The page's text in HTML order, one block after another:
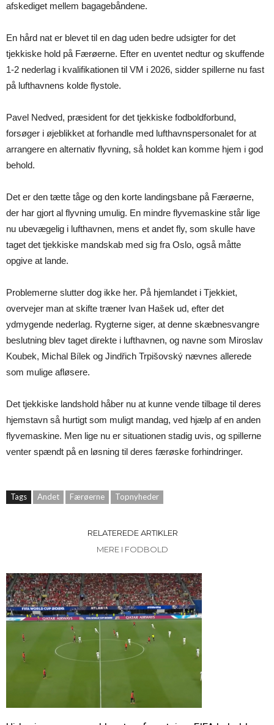
afskediget mellem bagagebåndene.
En hård nat er blevet til en dag uden bedre udsigter for det
tjekkiske hold på Færøerne. Efter en uventet nedtur og skuffende
1-2 nederlag i kvalifikationen til VM i 2026, sidder spillerne nu fast
på lufthavnens kolde flystole.
Pavel Nedved, præsident for det tjekkiske fodboldforbund,
forsøger i øjeblikket at forhandle med lufthavnspersonalet for at
arrangere en alternativ flyvning, så holdet kan komme hjem i god
behold.
Det er den tætte tåge og den korte landingsbane på Færøerne,
der har gjort al flyvning umulig. En mindre flyvemaskine står lige
nu ubevægelig i lufthavnen, mens et andet fly, som skulle have
taget det tjekkiske mandskab med sig fra Oslo, også måtte
opgive at lande.
Problemerne slutter dog ikke her. På hjemlandet i Tjekkiet,
overvejer man at skifte træner Ivan Hašek ud, efter det
ydmygende nederlag. Rygterne siger, at denne skæbnesvangre
beslutning blev taget direkte i lufthavnen, og navne som Miroslav
Koubek, Michal Bílek og Jindřich Trpišovský nævnes allerede
som mulige afløsere.
Det tjekkiske landshold håber nu at kunne vende tilbage til deres
hjemstavn så hurtigt som muligt mandag, ved hjælp af en anden
flyvemaskine. Men lige nu er situationen stadig uvis, og spillerne
venter spændt på en løsning til deres færøske forhindringer.
Tags Andet Færøerne Topnyheder
RELATEREDE ARTIKLER
MERE I FODBOLD